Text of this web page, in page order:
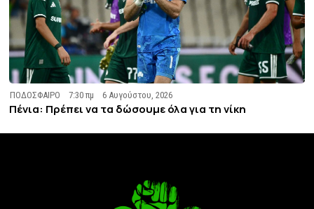
ΠΟΔΟΣΦΑΙΡΟ 7:30 πμ 6 Αυγούστου, 2026
Πένια: Πρέπει να τα δώσουμε όλα για τη νίκη